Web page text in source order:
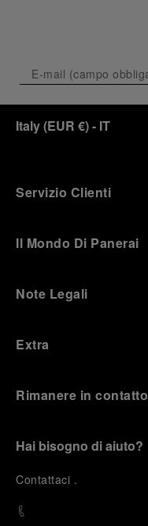
Italy(EUR €)- IT
Servizio Clienti
Il Mondo Di Panerai
Note Legali
Extra
Rimanere in contatto
Hai bisogno di aiuto?
Contattaci .